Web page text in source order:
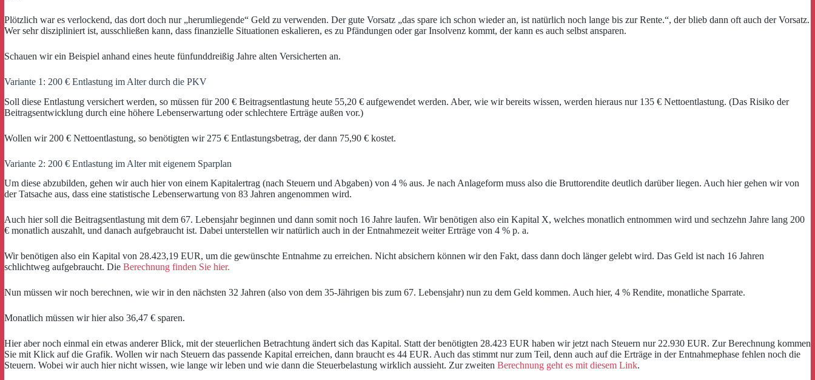
Plötzlich war es verlockend, das dort doch nur „herumliegende“ Geld zu verwenden. Der gute Vorsatz „das spare ich schon wieder an, ist natürlich noch lange bis zur Rente.“, der blieb dann oft auch der Vorsatz.
Wer sehr diszipliniert ist, ausschließen kann, dass finanzielle Situationen eskalieren, es zu Pfändungen oder gar Insolvenz kommt, der kann es auch selbst ansparen.
Schauen wir ein Beispiel anhand eines heute fünfunddreißig Jahre alten Versicherten an.
Variante 1: 200 € Entlastung im Alter durch die PKV
Soll diese Entlastung versichert werden, so müssen für 200 € Beitragsentlastung heute 55,20 € aufgewendet werden. Aber, wie wir bereits wissen, werden hieraus nur 135 € Nettoentlastung. (Das Risiko der
Beitragsentwicklung durch eine höhere Lebenserwartung oder schlechtere Erträge außen vor.)
Wollen wir 200 € Nettoentlastung, so benötigten wir 275 € Entlastungsbetrag, der dann 75,90 € kostet.
Variante 2: 200 € Entlastung im Alter mit eigenem Sparplan
Um diese abzubilden, gehen wir auch hier von einem Kapitalertrag (nach Steuern und Abgaben) von 4 % aus. Je nach Anlageform muss also die Bruttorendite deutlich darüber liegen. Auch hier gehen wir von
der Tatsache aus, dass eine statistische Lebenserwartung von 83 Jahren angenommen wird.
Auch hier soll die Beitragsentlastung mit dem 67. Lebensjahr beginnen und dann somit noch 16 Jahre laufen. Wir benötigen also ein Kapital X, welches monatlich entnommen wird und sechzehn Jahre lang 200
€ monatlich auszahlt, und danach aufgebraucht ist. Dabei unterstellen wir natürlich auch in der Entnahmezeit weiter Erträge von 4 % p. a.
Wir benötigen also ein Kapital von 28.423,19 EUR, um die gewünschte Entnahme zu erreichen. Nicht absichern können wir den Fakt, dass dann doch länger gelebt wird. Das Geld ist nach 16 Jahren
schlichtweg aufgebraucht. Die Berechnung finden Sie hier.
Nun müssen wir noch berechnen, wie wir in den nächsten 32 Jahren (also von dem 35-Jährigen bis zum 67. Lebensjahr) nun zu dem Geld kommen. Auch hier, 4 % Rendite, monatliche Sparrate.
Monatlich müssen wir hier also 36,47 € sparen.
Hier aber noch einmal ein etwas anderer Blick, mit der steuerlichen Betrachtung ändert sich das Kapital. Statt der benötigten 28.423 EUR haben wir jetzt nach Steuern nur 22.930 EUR. Zur Berechnung kommen
Sie mit Klick auf die Grafik. Wollen wir nach Steuern das passende Kapital erreichen, dann braucht es 44 EUR. Auch das stimmt nur zum Teil, denn auch auf die Erträge in der Entnahmephase fehlen noch die
Steuern. Wobei wir auch hier nicht wissen, wie lange wir leben und wie dann die Steuerbelastung wirklich aussieht. Zur zweiten Berechnung geht es mit diesem Link.